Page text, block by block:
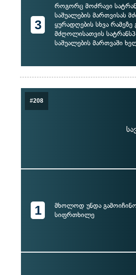
3
როგორც მოძრავი
საშუალების მართვისას
ყურადღების სხვა რამეზე
მძღოლისათვის
საშუალების მართვაში
#208
1
მხოლოდ უნდა
სიფრთხილე